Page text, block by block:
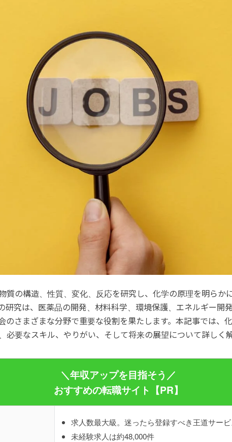
質の構造、性質、変化、反応を研究し、化学の原理を明らか
研究は、医薬品の開発、材料科学、環境保護、エネルギー開
のさまざまな分野で重要な役割を果たします。本記事では、
必要なスキル、やりがい、そして将来の展望について詳しく解
＼年収アップを目指そう／
おすすめの転職サイト【PR】
求人数最大級。迷ったら登録すべき王道サービ
未経験求人は約48,000件